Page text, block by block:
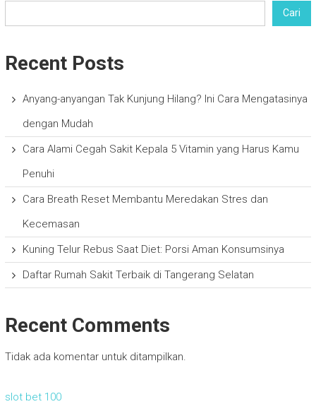
Cari
Recent Posts
Anyang-anyangan Tak Kunjung Hilang? Ini Cara Mengatasinya
dengan Mudah
Cara Alami Cegah Sakit Kepala 5 Vitamin yang Harus Kamu
Penuhi
Cara Breath Reset Membantu Meredakan Stres dan
Kecemasan
Kuning Telur Rebus Saat Diet: Porsi Aman Konsumsinya
Daftar Rumah Sakit Terbaik di Tangerang Selatan
Recent Comments
Tidak ada komentar untuk ditampilkan.
slot bet 100